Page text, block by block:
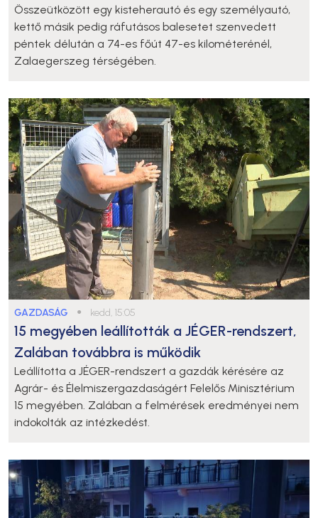
Összeütközött egy kisteherautó és egy személyautó,
kettő másik pedig ráfutásos balesetet szenvedett
péntek délután a 74-es főút 47-es kilométerénél,
Zalaegerszeg térségében.
GAZDASÁG ● kedd, 15:05
15 megyében leállították a JÉGER-rendszert,
Zalában továbbra is működik
Leállította a JÉGER-rendszert a gazdák kérésére az
Agrár- és Élelmiszergazdaságért Felelős Minisztérium
15 megyében. Zalában a felmérések eredményei nem
indokolták az intézkedést.